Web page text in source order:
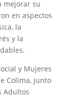
mejorar su
en aspectos
la
y la
y Mujeres
Colima, junto
Adultos